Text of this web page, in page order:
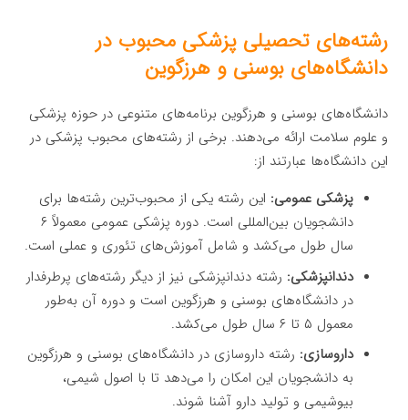
رشته‌های تحصیلی پزشکی محبوب در
دانشگاه‌های بوسنی و هرزگوین
دانشگاه‌های بوسنی و هرزگوین برنامه‌های متنوعی در حوزه پزشکی
و علوم سلامت ارائه می‌دهند. برخی از رشته‌های محبوب پزشکی در
این دانشگاه‌ها عبارتند از:
پزشکی عمومی: این رشته یکی از محبوب‌ترین رشته‌ها برای
دانشجویان بین‌المللی است. دوره پزشکی عمومی معمولاً ۶
سال طول می‌کشد و شامل آموزش‌های تئوری و عملی است.
دندانپزشکی: رشته دندانپزشکی نیز از دیگر رشته‌های پرطرفدار
در دانشگاه‌های بوسنی و هرزگوین است و دوره آن به‌طور
معمول ۵ تا ۶ سال طول می‌کشد.
داروسازی: رشته داروسازی در دانشگاه‌های بوسنی و هرزگوین
به دانشجویان این امکان را می‌دهد تا با اصول شیمی،
بیوشیمی و تولید دارو آشنا شوند.